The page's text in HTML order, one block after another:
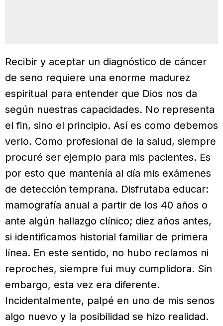
Recibir y aceptar un diagnóstico de cáncer
de seno requiere una enorme madurez
espiritual para entender que Dios nos da
según nuestras capacidades. No representa
el fin, sino el principio. Así es como debemos
verlo. Como profesional de la salud, siempre
procuré ser ejemplo para mis pacientes. Es
por esto que mantenía al día mis exámenes
de detección temprana. Disfrutaba educar:
mamografía anual a partir de los 40 años o
ante algún hallazgo clínico; diez años antes,
si identificamos historial familiar de primera
línea. En este sentido, no hubo reclamos ni
reproches, siempre fui muy cumplidora. Sin
embargo, esta vez era diferente.
Incidentalmente, palpé en uno de mis senos
algo nuevo y la posibilidad se hizo realidad.